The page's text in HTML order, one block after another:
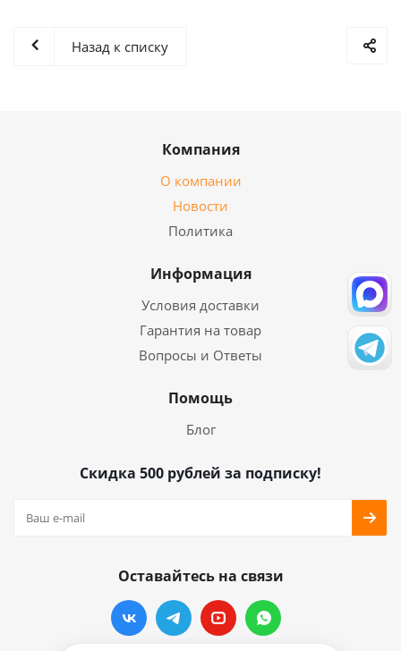
Назад к списку
Компания
О компании
Новости
Политика
Информация
Условия доставки
Гарантия на товар
Вопросы и Ответы
Помощь
Блог
Скидка 500 рублей за подписку!
Оставайтесь на связи